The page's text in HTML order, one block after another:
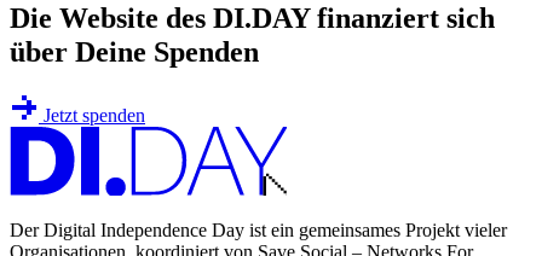
Die Website des DI.DAY finanziert sich
über Deine Spenden
Jetzt spenden
Der Digital Independence Day ist ein gemeinsames Projekt vieler
Organisationen, koordiniert von Save Social – Networks For